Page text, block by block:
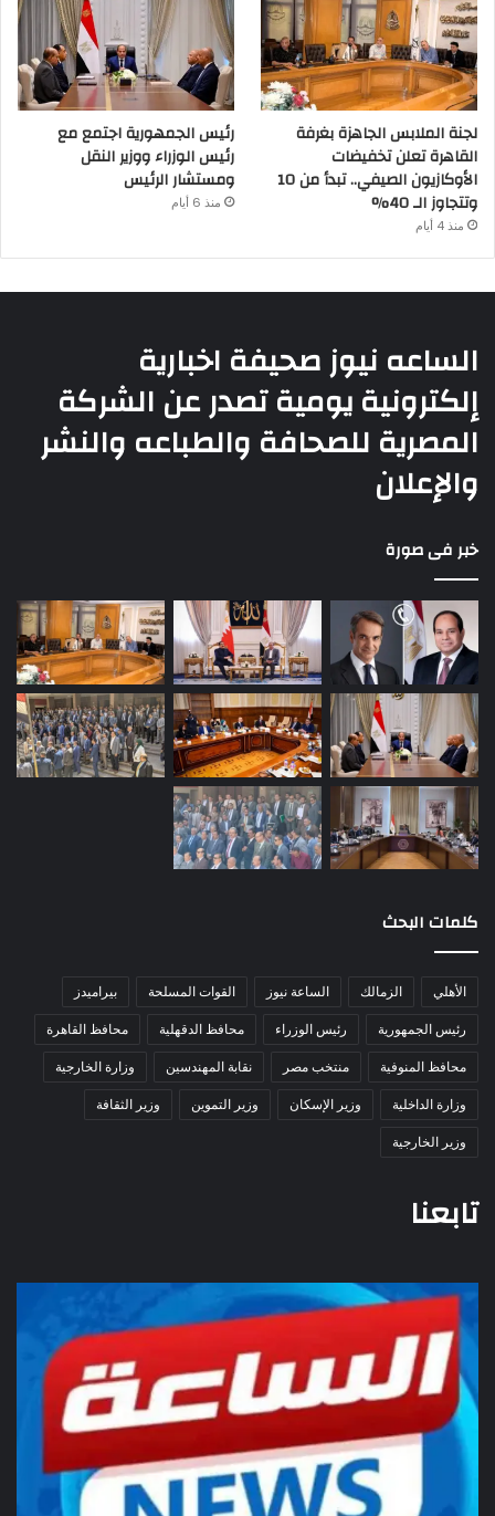
لجنة الملابس الجاهزة بغرفة
القاهرة تعلن تخفيضات
الأوكازيون الصيفي.. تبدأ من 10
وتتجاوز الـ 40%
منذ 4 أيام
رئيس الجمهورية اجتمع مع
رئيس الوزراء ووزير النقل
ومستشار الرئيس
منذ 6 أيام
الساعه نيوز صحيفة اخبارية
إلكترونية يومية تصدر عن الشركة
المصرية للصحافة والطباعه والنشر
والإعلان
خبر فى صورة
كلمات البحث
الأهلي الزمالك الساعة نيوز القوات المسلحة
بيراميدز
رئيس الجمهورية
رئيس الوزراء محافظ الدقهلية
محافظ القاهرة
محافظ المنوفية
منتخب مصر نقابة المهندسين
وزارة الخارجية
وزارة الداخلية
وزير الإسكان وزير التموين
وزير الثقافة
وزير الخارجية
تابعنا